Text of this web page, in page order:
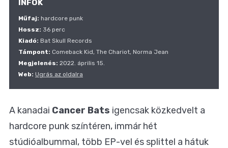
INFÓK
Műfaj: hardcore punk
Hossz: 36 perc
Kiadó: Bat Skull Records
Támpont: Comeback Kid, The Chariot, Norma Jean
Megjelenés: 2022. április 15.
Web: Ugrás az oldalra
A kanadai Cancer Bats igencsak közkedvelt a
hardcore punk színtéren, immár hét
stúdióalbummal, több EP-vel és splittel a hátuk